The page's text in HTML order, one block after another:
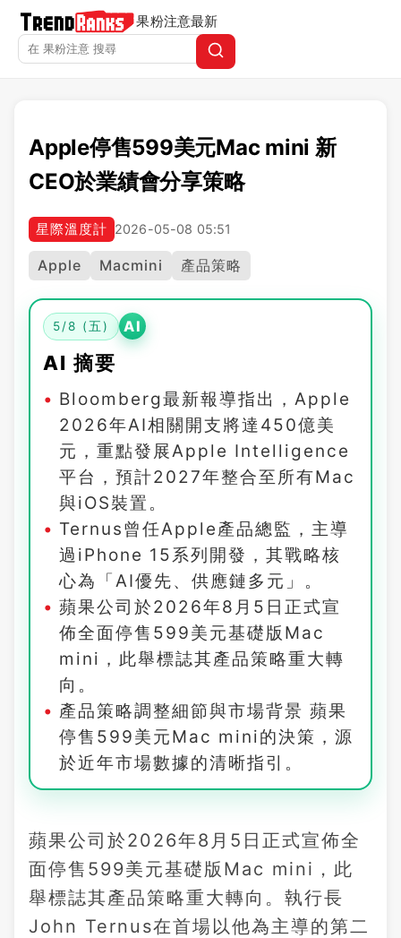
果粉注意最新
Apple停售599美元Mac mini 新
CEO於業績會分享策略
星際溫度計 2026-05-08 05:51
Apple Macmini 產品策略
5/8 (五) AI
AI 摘要
Bloomberg最新報導指出，Apple
2026年AI相關開支將達450億美
元，重點發展Apple Intelligence
平台，預計2027年整合至所有Mac
與iOS裝置。
Ternus曾任Apple產品總監，主導
過iPhone 15系列開發，其戰略核
心為「AI優先、供應鏈多元」。
蘋果公司於2026年8月5日正式宣
佈全面停售599美元基礎版Mac
mini，此舉標誌其產品策略重大轉
向。
產品策略調整細節與市場背景 蘋果
停售599美元Mac mini的決策，源
於近年市場數據的清晰指引。
蘋果公司於2026年8月5日正式宣佈全
面停售599美元基礎版Mac mini，此
舉標誌其產品策略重大轉向。執行長
John Ternus在首場以他為主導的第二